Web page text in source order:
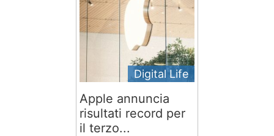
Digital Life
Apple annuncia
risultati record per
il terzo...